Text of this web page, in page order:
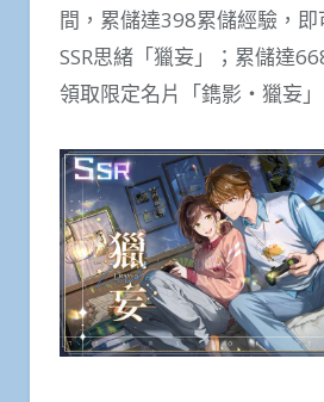
間，累儲達398累儲經驗，
SSR思緒「獵妄」；累儲達
領取限定名片「鐫影‧獵妄」